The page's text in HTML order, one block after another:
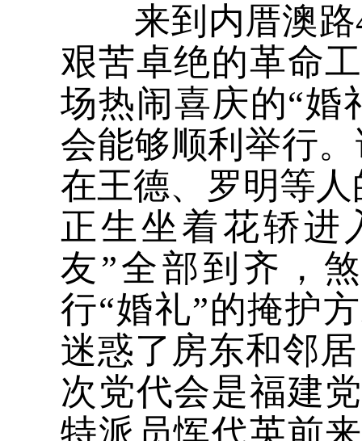
来到内厝澳路
艰苦卓绝的革命
场热闹喜庆的“婚
会能够顺利举行
在王德、罗明等人
正生坐着花轿进
友”全部到齐，
行“婚礼”的掩护
迷惑了房东和邻
次党代会是福建
特派员恽代英前